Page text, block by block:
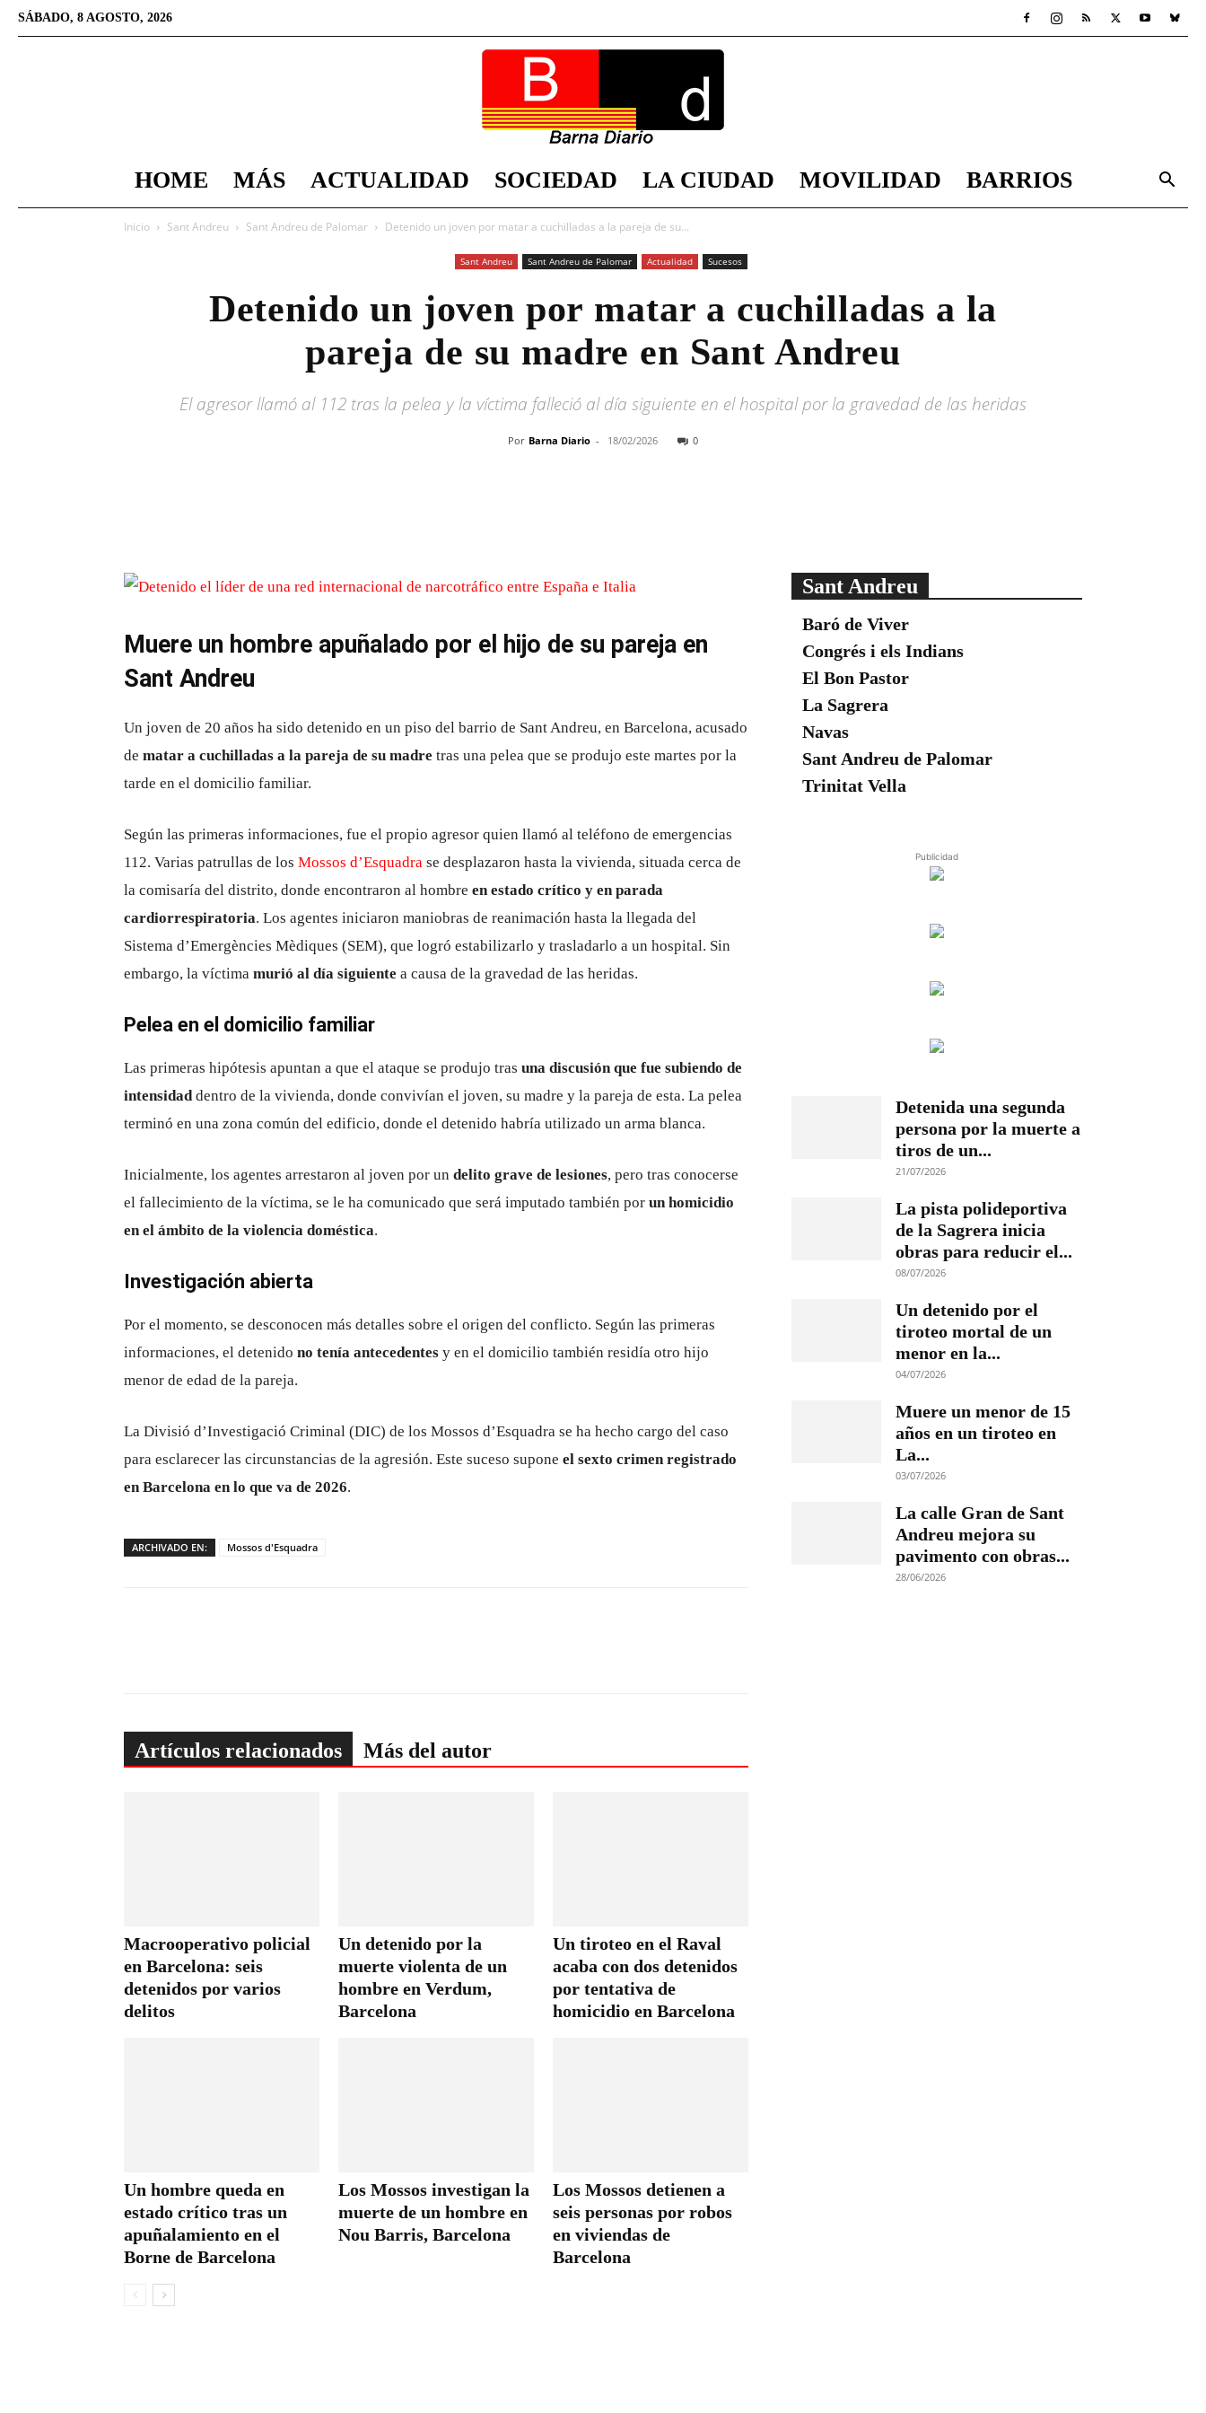
SÁBADO, 8 AGOSTO, 2026
Diario
HOME MÁS ACTUALIDAD SOCIEDAD LA CIUDAD MOVILIDAD BARRIOS
Inicio Sant Andreu Sant Andreu de Palomar Detenido un joven por matar a cuchilladas a la pareja de su...
Sant Andreu Sant Andreu de Palomar Actualidad Sucesos
Detenido un joven por matar a cuchilladas a la
pareja de su madre en Sant Andreu
El agresor llamó al 112 tras la pelea y la víctima falleció al día siguiente en el hospital por la gravedad de las heridas
Por Barna Diario - 18/02/2026 0
Muere un hombre apuñalado por el hijo de su pareja en
Sant Andreu
Un joven de 20 años ha sido detenido en un piso del barrio de Sant Andreu, en Barcelona, acusado
de matar a cuchilladas a la pareja de su madre tras una pelea que se produjo este martes por la
tarde en el domicilio familiar.
Según las primeras informaciones, fue el propio agresor quien llamó al teléfono de emergencias
112. Varias patrullas de los Mossos d’Esquadra se desplazaron hasta la vivienda, situada cerca de
la comisaría del distrito, donde encontraron al hombre en estado crítico y en parada
cardiorrespiratoria. Los agentes iniciaron maniobras de reanimación hasta la llegada del
Sistema d’Emergències Mèdiques (SEM), que logró estabilizarlo y trasladarlo a un hospital. Sin
embargo, la víctima murió al día siguiente a causa de la gravedad de las heridas.
Pelea en el domicilio familiar
Las primeras hipótesis apuntan a que el ataque se produjo tras una discusión que fue subiendo de
intensidaddentro de la vivienda, donde convivían el joven, su madre y la pareja de esta. La pelea
terminó en una zona común del edificio, donde el detenido habría utilizado un arma blanca.
Inicialmente, los agentes arrestaron al joven por un delito grave de lesiones, pero tras conocerse
el fallecimiento de la víctima, se le ha comunicado que será imputado también por un homicidio
en el ámbito de la violencia doméstica.
Investigación abierta
Por el momento, se desconocen más detalles sobre el origen del conflicto. Según las primeras
informaciones, el detenido no tenía antecedentes y en el domicilio también residía otro hijo
menor de edad de la pareja.
La Divisió d’Investigació Criminal (DIC) de los Mossos d’Esquadra se ha hecho cargo del caso
para esclarecer las circunstancias de la agresión. Este suceso supone el sexto crimen registrado
en Barcelona en lo que va de 2026.
ARCHIVADO EN: Mossos d'Esquadra
Artículos relacionados Más del autor
Macrooperativo policial
en Barcelona: seis
detenidos por varios
delitos
Un detenido por la
muerte violenta de un
hombre en Verdum,
Barcelona
Un tiroteo en el Raval
acaba con dos detenidos
por tentativa de
homicidio en Barcelona
Un hombre queda en
estado crítico tras un
apuñalamiento en el
Borne de Barcelona
Los Mossos investigan la
muerte de un hombre en
Nou Barris, Barcelona
Los Mossos detienen a
seis personas por robos
en viviendas de
Barcelona
Sant Andreu
Baró de Viver
Congrés i els Indians
El Bon Pastor
La Sagrera
Navas
Sant Andreu de Palomar
Trinitat Vella
Publicidad
Detenida una segunda
persona por la muerte a
tiros de un...
21/07/2026
La pista polideportiva
de la Sagrera inicia
obras para reducir el...
08/07/2026
Un detenido por el
tiroteo mortal de un
menor en la...
04/07/2026
Muere un menor de 15
años en un tiroteo en
La...
03/07/2026
La calle Gran de Sant
Andreu mejora su
pavimento con obras...
28/06/2026